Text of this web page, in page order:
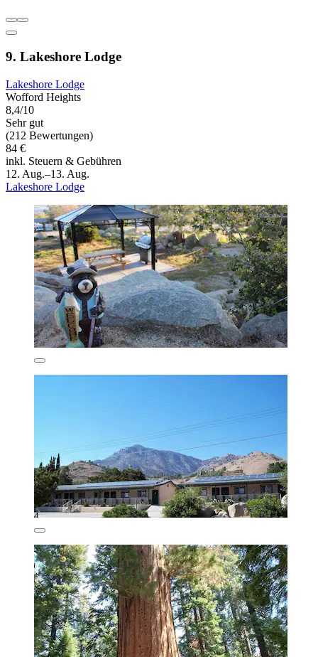
9. Lakeshore Lodge
Lakeshore Lodge
Wofford Heights
8,4/10
Sehr gut
(212 Bewertungen)
84 €
inkl. Steuern & Gebühren
12. Aug.–13. Aug.
Lakeshore Lodge